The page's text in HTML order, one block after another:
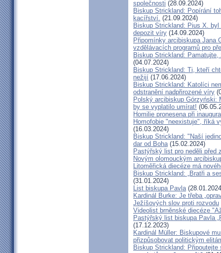
společnosti (28.09.2024)
Biskup Strickland: Popírání
kacířství. (21.09.2024)
Biskup Strickland: Pius X.
depozit víry (14.09.2024)
Připomínky arcibiskupa Jana
vzdělávacích programů pro
Biskup Strickland:
(04.07.2024)
Biskup Strickland: Ti, kteří
nežijí (17.06.2024)
Biskup Strickland: Katolíci
odstranění nadpřirozené víry
Polský arcibiskup Górzyński:
by se vyplatilo umírat!
Homilie pronesena při
Homofobie "neexistuje", říká
(16.03.2024)
Biskup Strickland: "Naší
dar od Boha(15.02.2024)
Pastýřský list pro neděli před
Novým olomouckým
Litoměřická diecéze má
Biskup Strickland: „Bratři a
(31.01.2024)
List biskupa Pavla
Kardinál Burke: Je třeba
Ježíšových slov proti rozvodu
Videolist brněnské diecéze
Pastýřský list biskupa Pavla
(17.12.2023)
Kardinál Müller: Biskupové
přizpůsobovat politickým
Biskup Strickland: